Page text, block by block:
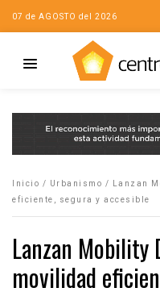
07 de AGOSTO del 2026
Inicio / Urbanismo /
Lanzan
eficiente, segura y accesible
Lanzan Mobility
movilidad